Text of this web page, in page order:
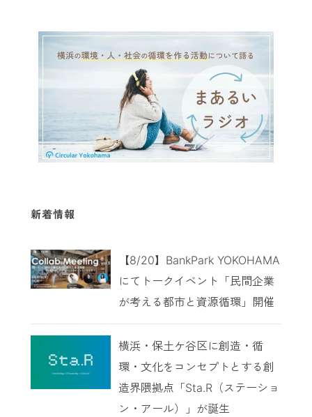
新着情報
【8/20】BankPark YOKOHAMA
にてトークイベント「民間企業
が考える都市と資源循環」開催
横浜・保土ケ谷区に創造・循
環・文化をコンセプトとする創
造界隈拠点「Sta.R（ステーショ
ン・アール）」が誕生